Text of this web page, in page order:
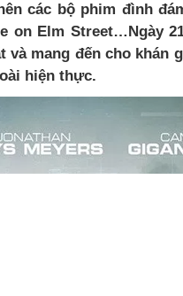
các bộ phim đình
on Elm Street…Ngày
và mang đến cho
hiện thực.